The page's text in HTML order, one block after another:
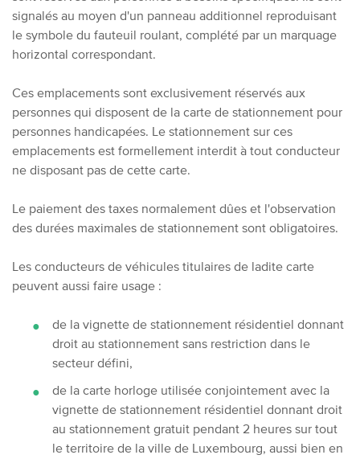
signalés au moyen d'un panneau additionnel reproduisant
le symbole du fauteuil roulant, complété par un marquage
horizontal correspondant.
Ces emplacements sont exclusivement réservés aux
personnes qui disposent de la carte de stationnement pour
personnes handicapées. Le stationnement sur ces
emplacements est formellement interdit à tout conducteur
ne disposant pas de cette carte.
Le paiement des taxes normalement dûes et l'observation
des durées maximales de stationnement sont obligatoires.
Les conducteurs de véhicules titulaires de ladite carte
peuvent aussi faire usage :
de la vignette de stationnement résidentiel donnant
droit au stationnement sans restriction dans le
secteur défini,
de la carte horloge utilisée conjointement avec la
vignette de stationnement résidentiel donnant droit
au stationnement gratuit pendant 2 heures sur tout
le territoire de la ville de Luxembourg, aussi bien en